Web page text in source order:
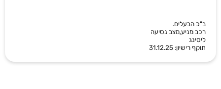
ב"כ הבעלים.
רכב מניע,מצב נסיעה
ליסינג
תוקף רישיון: 31.12.25